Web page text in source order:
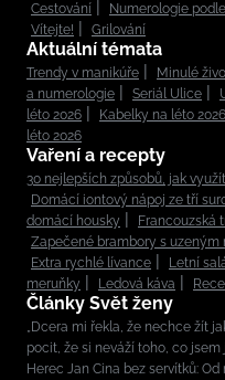
Cestování
Numerologie
Vítejte!
Grilování
Aktuální témata
Trendy v manikúře Minulé
a numerologie
Seriál Ulice
léto 2026
Kabelky na léto 2026
léto 2026
Vaření a recepty
30 nejlepších způsobů, jak
Domácí iontový nápoj ze tří
domácí housky
Francouzská
Zapečené brambory s uzeným
Extra rychlé lívance
Letní
meruňky
Ledová káva
Články Svět ženy
„Dcera mi řekla, že nechce žít
pocit, že si neváží toho, co
Herec Jan Cina bez servítků: